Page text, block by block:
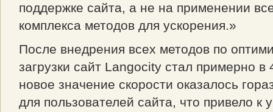
поддержке сайта, а не на применении
комплекса методов для ускорения.»
После внедрения всех методов по
загрузки сайт Langocity стал примерно
новое значение скорости оказалось
для пользователей сайта, что привело к